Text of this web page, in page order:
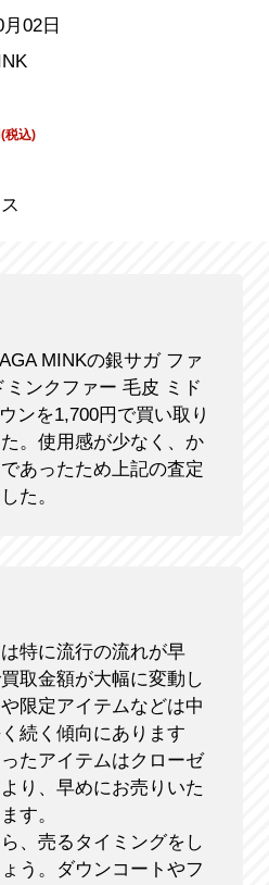
02日
税込)
MINKの銀サガ ファ
ンクファー 毛皮 ミド
ンを1,700円で買い取り
。使用感が少なく、か
あったため上記の査定
た。
特に流行の流れが早
取金額が大幅に変動し
限定アイテムなどは中
続く傾向にあります
たアイテムはクローゼ
り、早めにお売りいた
す。
、売るタイミングをし
う。ダウンコートやフ